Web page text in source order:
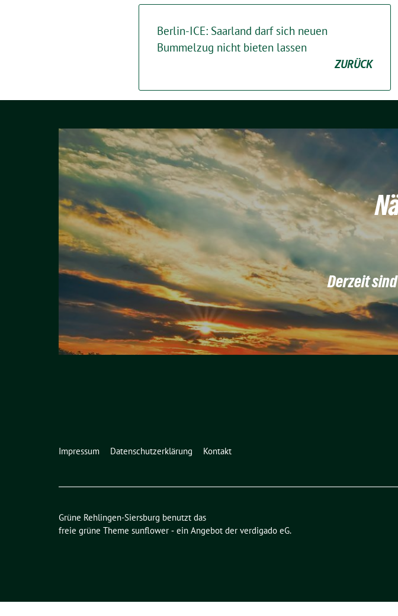
Berlin-ICE: Saarland darf sich neuen
Bummelzug nicht bieten lassen
ZURÜCK
Derzeit
Impressum Datenschutzerklärung Kontakt
Grüne Rehlingen-Siersburg benutzt das
freie grüne Theme sunflower ‐ ein Angebot der verdigado eG.